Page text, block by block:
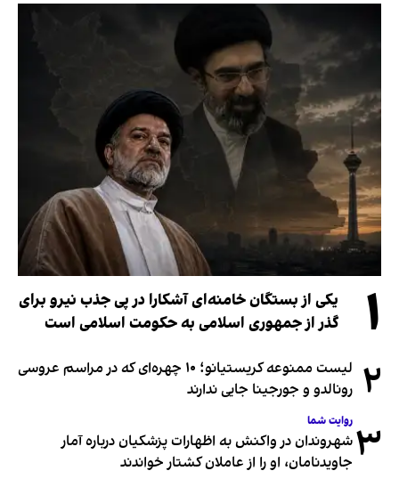
۱
یکی از بستگان خامنه‌ای آشکارا در پی جذب نیرو برای
گذر از جمهوری اسلامی به حکومت اسلامی است
۲
لیست ممنوعه کریستیانو؛ ۱۰ چهره‌ای که در مراسم عروسی
رونالدو و جورجینا جایی ندارند
۳ روایت شما
شهروندان در واکنش به اظهارات پزشکیان درباره آمار
جاویدنامان، او را از عاملان کشتار خواندند